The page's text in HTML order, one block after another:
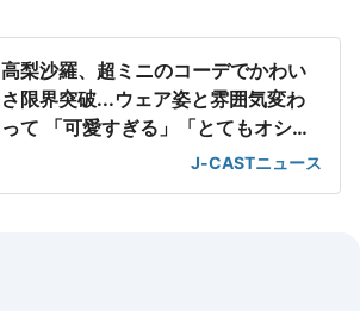
高梨沙羅、超ミニのコーデでかわい
さ限界突破...ウェア姿と雰囲気変わ
って 「可愛すぎる」「とてもオシャ
J-CASTニュース